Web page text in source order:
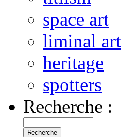
space art
liminal art
heritage
spotters
Recherche :